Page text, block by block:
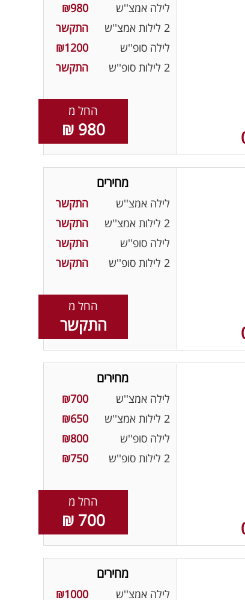
לילה אמצ''ש
₪980
2 לילות אמצ''ש
התקשר
לילה סופ''ש
₪1200
2 לילות סופ''ש
התקשר
החל מ
980 ₪
מחירים
לילה אמצ''ש
התקשר
2 לילות אמצ''ש
התקשר
לילה סופ''ש
התקשר
2 לילות סופ''ש
התקשר
החל מ
התקשר
מחירים
לילה אמצ''ש
₪700
2 לילות אמצ''ש
₪650
לילה סופ''ש
₪800
2 לילות סופ''ש
₪750
החל מ
700 ₪
מחירים
לילה אמצ''ש ₪1000